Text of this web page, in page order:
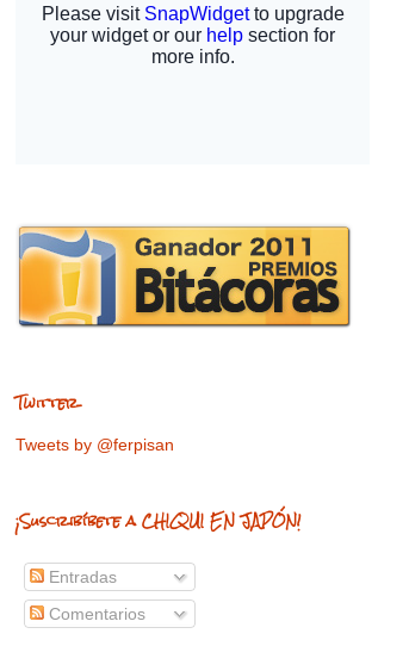
Twitter
Tweets by @ferpisan
¡Suscribíbete a CHIQUI EN JAPÓN!
Entradas
Comentarios